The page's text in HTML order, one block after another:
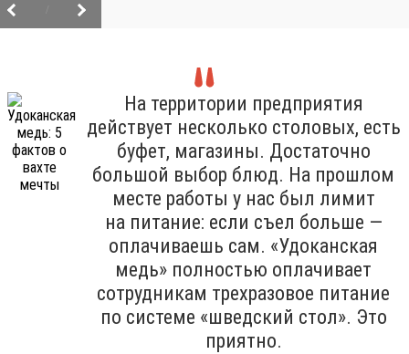
На территории предприятия
действует несколько столовых, есть
буфет, магазины. Достаточно
большой выбор блюд. На прошлом
месте работы у нас был лимит
на питание: если съел больше —
оплачиваешь сам. «Удоканская
медь» полностью оплачивает
сотрудникам трехразовое питание
по системе «шведский стол». Это
приятно.